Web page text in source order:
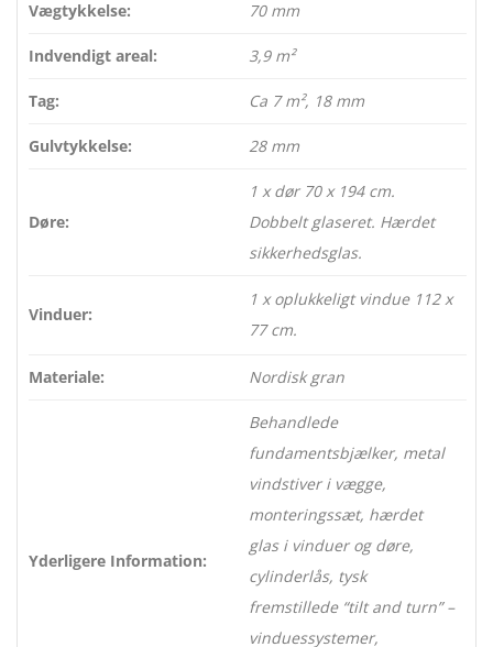
Vægtykkelse: 70 mm
Indvendigt areal: 3,9 m²
Tag: Ca 7 m², 18 mm
Gulvtykkelse: 28 mm
Døre:
1 x dør 70 x 194 cm.
Dobbelt glaseret. Hærdet
sikkerhedsglas.
Vinduer:
1 x oplukkeligt vindue 112 x
77 cm.
Materiale: Nordisk gran
Yderligere Information:
Behandlede
fundamentsbjælker, metal
vindstiver i vægge,
monteringssæt, hærdet
glas i vinduer og døre,
cylinderlås, tysk
fremstillede “tilt and turn” –
vinduessystemer,